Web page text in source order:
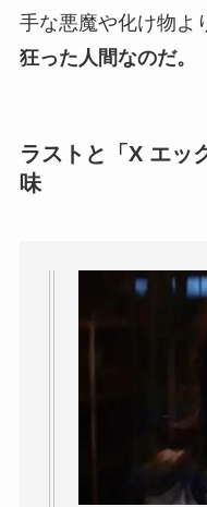
手な悪魔や化け物よ
狂った人間なのだ。
ラストと「X エッ
味